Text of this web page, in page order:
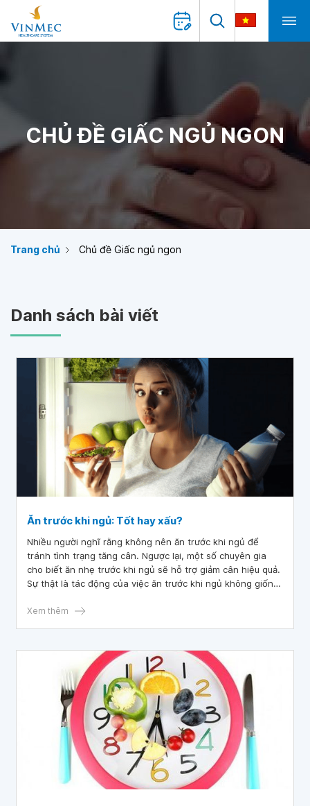
CHỦ ĐỀ GIẤC NGỦ NGON
Trang chủ Chủ đề Giấc ngủ ngon
Danh sách bài viết
Ăn trước khi ngủ: Tốt hay xấu?
Nhiều người nghĩ rằng không nên ăn trước khi ngủ để
tránh tình trạng tăng cân. Ngược lại, một số chuyên gia
cho biết ăn nhẹ trước khi ngủ sẽ hỗ trợ giảm cân hiệu quả.
Sự thật là tác động của việc ăn trước khi ngủ không giống
Xem thêm